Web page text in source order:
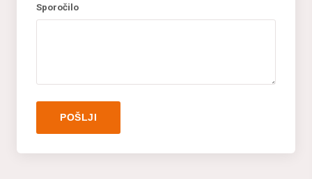
Sporočilo
POŠLJI